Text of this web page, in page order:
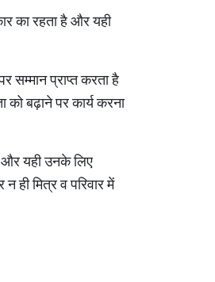
का रहता है और यही
सम्मान प्राप्त करता है
बढ़ाने पर कार्य करना
और यही उनके लिए
ही मित्र व परिवार में